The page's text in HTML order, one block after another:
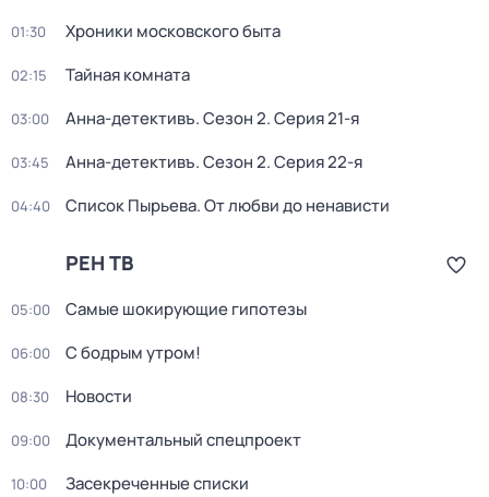
01:30 Хроники московского быта
02:15 Тайная комната
03:00 Анна-детективъ. Сезон 2. Серия 21-я
03:45 Анна-детективъ. Сезон 2. Серия 22-я
04:40 Список Пырьева. От любви до ненависти
РЕН ТВ
05:00 Самые шoкиpующие гипотезы
06:00 С бодрым утром!
08:30 Новости
09:00 Документальный спецпроект
10:00 Заcекрeченные списки